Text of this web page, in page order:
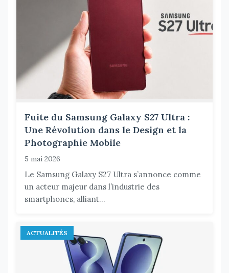
Fuite du Samsung Galaxy S27 Ultra :
Une Révolution dans le Design et la
Photographie Mobile
5 mai 2026
Le Samsung Galaxy S27 Ultra s’annonce comme
un acteur majeur dans l’industrie des
smartphones, alliant...
ACTUALITÉS